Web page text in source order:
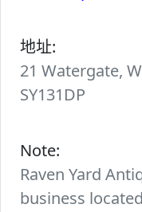
地址:
21 Watergate,
SY131DP
Note:
Raven Yard
business